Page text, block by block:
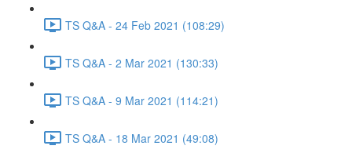
TS Q&A - 24 Feb 2021 (108:29)
TS Q&A - 2 Mar 2021 (130:33)
TS Q&A - 9 Mar 2021 (114:21)
TS Q&A - 18 Mar 2021 (49:08)